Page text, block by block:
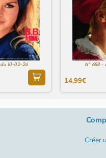
10-02-26 N° 688 -
14,99€
Créer